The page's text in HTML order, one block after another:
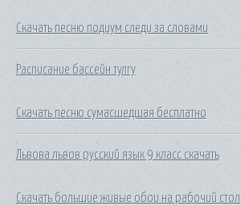
Скачать песню подиум следи за словами
Расписание бассейн тулгу
Скачать песню сумасшедшая бесплатно
Львова львов русский язык 9 класс скачать
Скачать большие живые обои на рабочий стол